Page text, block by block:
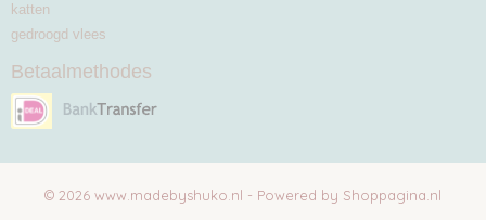
katten
gedroogd vlees
Betaalmethodes
© 2026 www.madebyshuko.nl - Powered by Shoppagina.nl